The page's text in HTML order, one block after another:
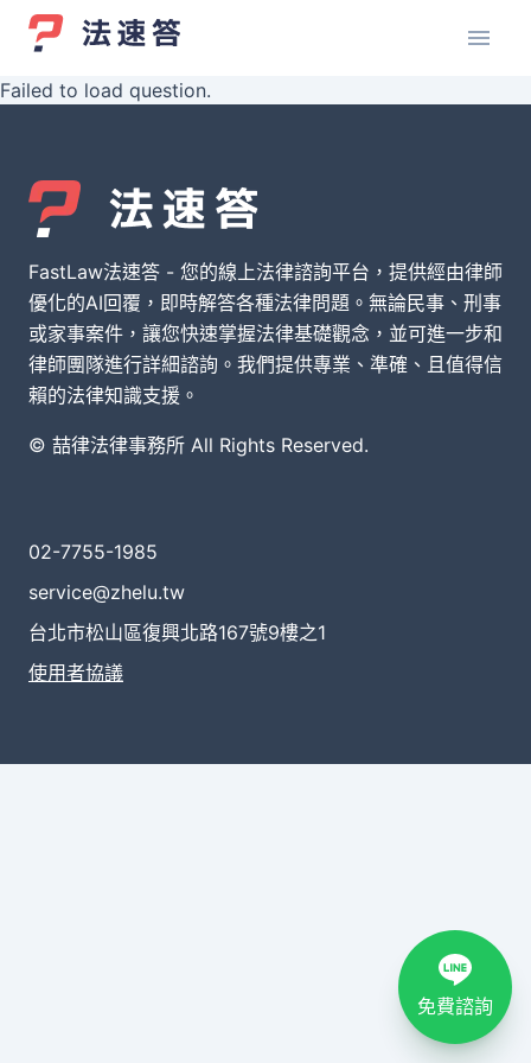
Failed to load question.
FastLaw法速答 - 您的線上法律諮詢平台，提供經由律師
優化的AI回覆，即時解答各種法律問題。無論民事、刑事
或家事案件，讓您快速掌握法律基礎觀念，並可進一步和
律師團隊進行詳細諮詢。我們提供專業、準確、且值得信
賴的法律知識支援。
© 喆律法律事務所 All Rights Reserved.
02-7755-1985
service@zhelu.tw
台北市松山區復興北路167號9樓之1
使用者協議
免費諮詢